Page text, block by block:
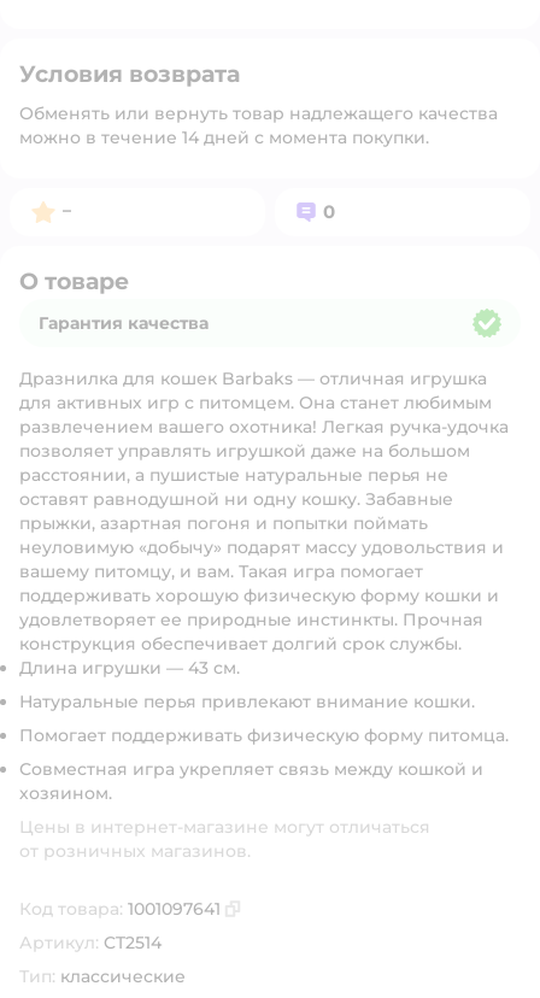
Условия возврата
Обменять или вернуть товар надлежащего качества
можно в течение 14 дней с момента покупки.
Рейтинг:
– Вопросов:
0
О товаре
Гарантия качества
Дразнилка для кошек Barbaks — отличная игрушка
для активных игр с питомцем. Она станет любимым
развлечением вашего охотника! Легкая ручка-удочка
позволяет управлять игрушкой даже на большом
расстоянии, а пушистые натуральные перья не
оставят равнодушной ни одну кошку. Забавные
прыжки, азартная погоня и попытки поймать
неуловимую «добычу» подарят массу удовольствия и
вашему питомцу, и вам. Такая игра помогает
поддерживать хорошую физическую форму кошки и
удовлетворяет ее природные инстинкты. Прочная
конструкция обеспечивает долгий срок службы.
Длина игрушки — 43 см.
Натуральные перья привлекают внимание кошки.
Помогает поддерживать физическую форму питомца.
Совместная игра укрепляет связь между кошкой и
хозяином.
Цены в интернет-магазине могут отличаться
от розничных магазинов.
Код товара: 1001097641
Артикул: CT2514
Тип: классические